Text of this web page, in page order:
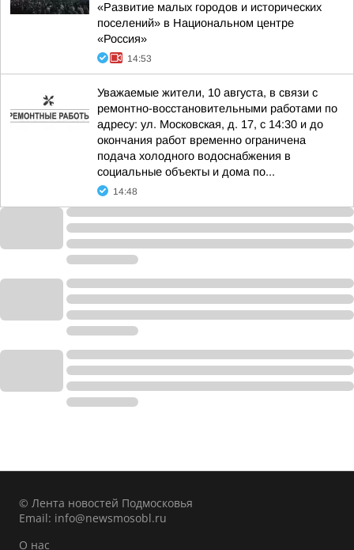
«Развитие малых городов и исторических
поселений» в Национальном центре
«Россия»
14:53
Уважаемые жители, 10 августа, в связи с
ремонтно-восстановительными работами по
адресу: ул. Московская, д. 17, с 14:30 и до
окончания работ временно ограничена
подача холодного водоснабжения в
социальные объекты и дома по...
14:48
© Лента новостей Подмосковья
Email: info@newsmosobl.ru
О нас